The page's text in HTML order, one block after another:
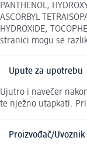
PANTHENOL,
ASCORBYL
HYDROXIDE,
stranici mogu se
Upute za upotrebu
Ujutro i navečer
te nježno utapkati.
Proizvođač/Uvoznik